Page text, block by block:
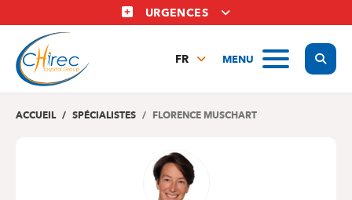
au
contenu
principal
URGENCES
MENU
FR
EN
ACCUEIL SPÉCIALISTES FLORENCE MUSCHART